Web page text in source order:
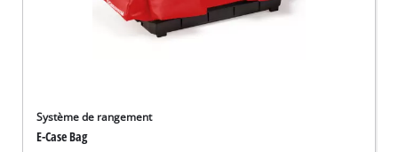
Système de rangement
E-Case Bag